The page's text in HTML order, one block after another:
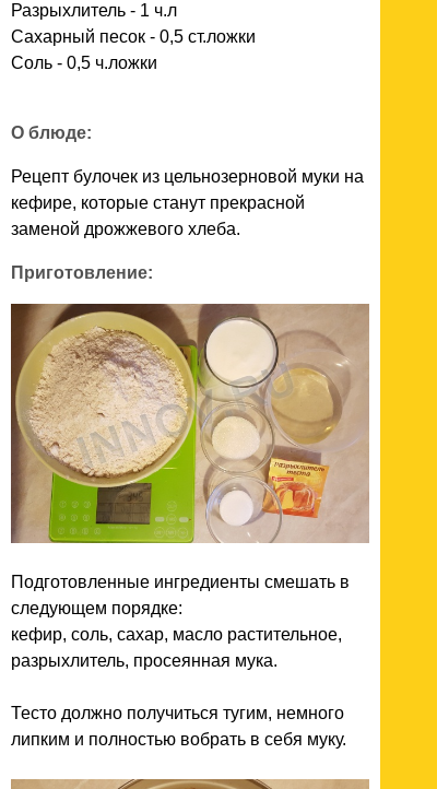
Разрыхлитель - 1 ч.л
Сахарный песок - 0,5 ст.ложки
Соль - 0,5 ч.ложки
О блюде:
Рецепт булочек из цельнозерновой муки на
кефире, которые станут прекрасной
заменой дрожжевого хлеба.
Приготовление:
Подготовленные ингредиенты смешать в
следующем порядке:
кефир, соль, сахар, масло растительное,
разрыхлитель, просеянная мука.
Тесто должно получиться тугим, немного
липким и полностью вобрать в себя муку.